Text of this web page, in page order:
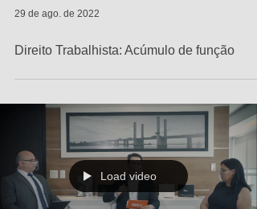
29 de ago. de 2022
Direito Trabalhista: Acúmulo de função
Load video